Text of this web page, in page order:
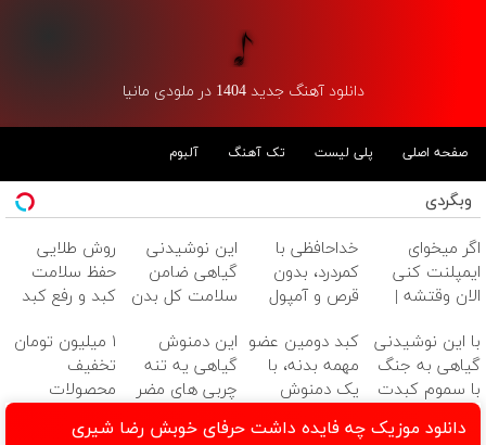
دانلود آهنگ جدید 1404 در ملودی مانیا
صفحه اصلی پلی لیست تک آهنگ آلبوم
وبگردی
اگر میخوای
ایمپلنت کنی
الان وقتشه |
میلیون تومان!!!
خداحافظی با
کمردرد، بدون
قرص و آمپول
این نوشیدنی
گیاهی ضامن
سلامت کل بدن
است
روش طلایی
حفظ سلامت
کبد و رفع کبد
دمنوش کبد با
تخفیف ویژه)
با این نوشیدنی
گیاهی به جنگ
با سموم کبدت
برو
کبد دومین عضو
مهمه بدنه، با
یک دمنوش
باش
این دمنوش
گیاهی یه تنه
چربی های مضر
میکنه55%تخفیف
۱ میلیون تومان
تخفیف
محصولات
نزدیک‌تر به
دانلود موزیک چه فایده داشت حرفای خوبش رضا شیری